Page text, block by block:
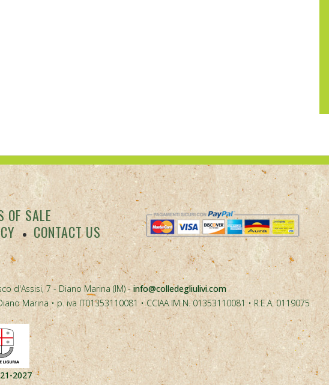
OF SALE
CONTACT US
d'Assisi, 7 - Diano Marina (IM) -info@colledegliulivi.com
Marina • p. iva IT01353110081 • CCIAA IM N. 01353110081 • R.E.A. 0119075
2027